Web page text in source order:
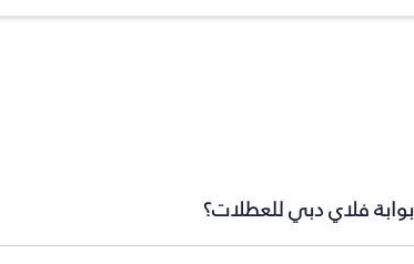
فلاي دبي للعطلات؟